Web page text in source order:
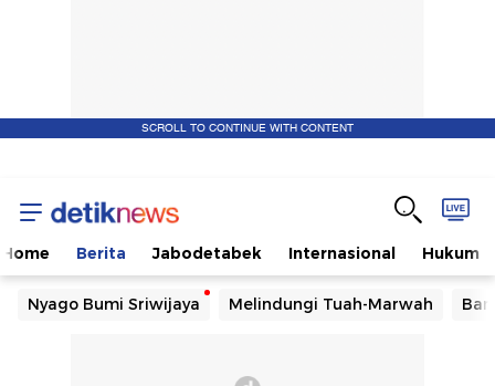
SCROLL TO CONTINUE WITH CONTENT
Home Berita Jabodetabek Internasional Hukum
Nyago Bumi Sriwijaya Melindungi Tuah-Marwah